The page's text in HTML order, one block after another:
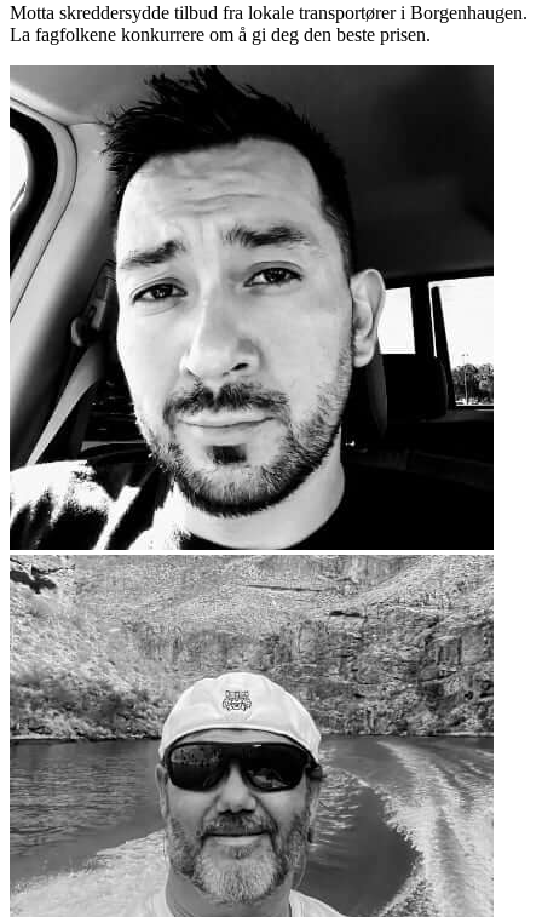
Motta skreddersydde tilbud fra lokale transportører i Borgenhaugen.
La fagfolkene konkurrere om å gi deg den beste prisen.